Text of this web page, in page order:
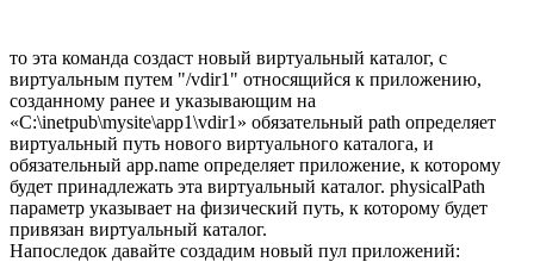
то эта команда создаст новый виртуальный каталог, с
виртуальным путем "/vdir1" относящийся к приложению,
созданному ранее и указывающим на
«C:\inetpub\mysite\app1\vdir1» обязательный path определяет
виртуальный путь нового виртуального каталога, и
обязательный app.name определяет приложение, к которому
будет принадлежать эта виртуальный каталог. physicalPath
параметр указывает на физический путь, к которому будет
привязан виртуальный каталог.
Напоследок давайте создадим новый пул приложений: